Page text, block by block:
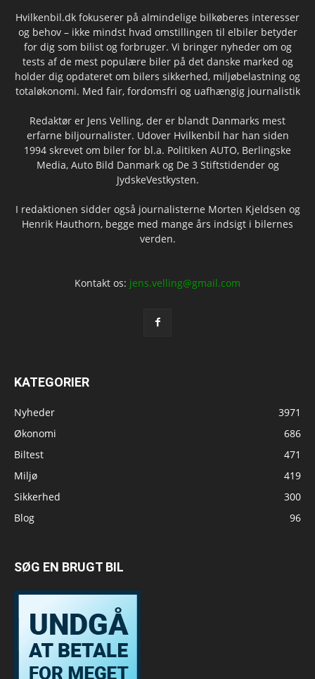
Hvilkenbil.dk fokuserer på almindelige bilkøberes interesser
og behov – ikke mindst hvad omstillingen til elbiler betyder
for dig som bilist og forbruger. Vi bringer nyheder om og
tests af de mest populære biler på det danske marked og
holder dig opdateret om bilers sikkerhed, miljøbelastning og
totaløkonomi. Med fair, fordomsfri og uafhængig journalistik
Redaktør er Jens Velling, der er blandt Danmarks mest
erfarne biljournalister. Udover Hvilkenbil har han siden
1994 skrevet om biler for bl.a. Politiken AUTO, Berlingske
Media, Auto Bild Danmark og De 3 Stiftstidender og
JydskeVestkysten.
I redaktionen sidder også journalisterne Morten Kjeldsen og
Henrik Hauthorn, begge med mange års indsigt i bilernes
verden.
Kontakt os: jens.velling@gmail.com
KATEGORIER
Nyheder
3971
Økonomi
686
Biltest
471
Miljø
419
Sikkerhed
300
Blog
96
SØG EN BRUGT BIL